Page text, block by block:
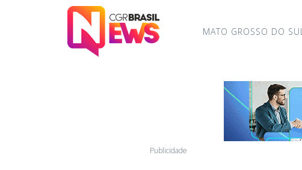
MATO GROSSO DO SUL
Publicidade